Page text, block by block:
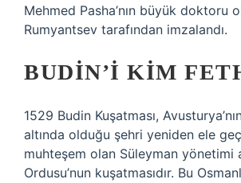
Mehmed Pasha’nın büyük doktoru
Rumyantsev tarafından imzalandı.
BUDIN’I KIM
1529 Budin Kuşatması,
altında olduğu şehri yeniden ele
muhteşem olan Süleyman yönetimi
Ordusu’nun kuşatmasıdır. Bu